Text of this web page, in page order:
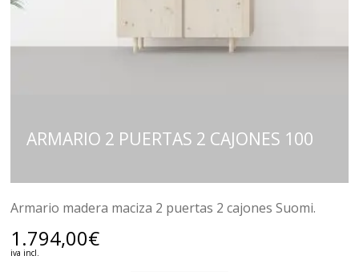
ARMARIO 2 PUERTAS 2 CAJONES 100
Armario madera maciza 2 puertas 2 cajones Suomi.
1.794,00€
iva incl.